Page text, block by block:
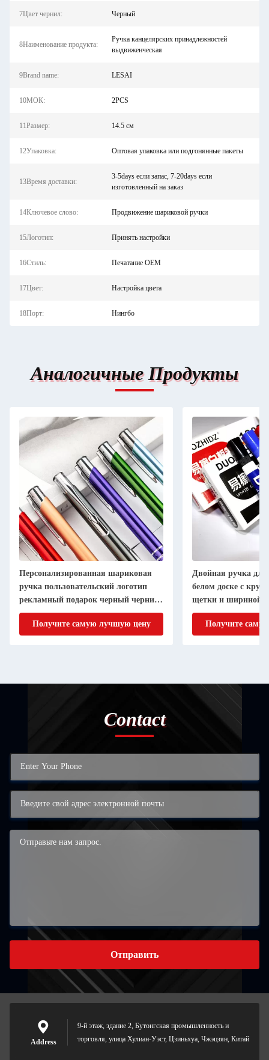
7Цвет чернил: Черный
8Наименование продукта:
Ручка канцелярских принадлежностей
выдвиженческая
9Brand name: LESAI
10МОК: 2PCS
11Размер: 14.5 см
12Упаковка: Оптовая упаковка или подгонянные пакеты
13Время доставки:
3-5days если запас, 7-20days если
изготовленный на заказ
14Ключевое слово: Продвижение шариковой ручки
15Логотип: Принять настройки
16Стиль: Печатание OEM
17Цвет: Настройка цвета
18Порт: Нингбо
Аналогичные Продукты
Персонализированная шариковая
ручка пользовательский логотип
рекламный подарок черный чернила
канцелярские принадлежности
Получите самую лучшую цену
Двойная ручка
белом доске с
щетки и шириной
Получите
Contact
Отправить
Address
9-й этаж, здание 2, Бутонгская промышленность и
торговля, улица Хулиан-Уэст, Цзиньхуа, Чжэцзян, Китай